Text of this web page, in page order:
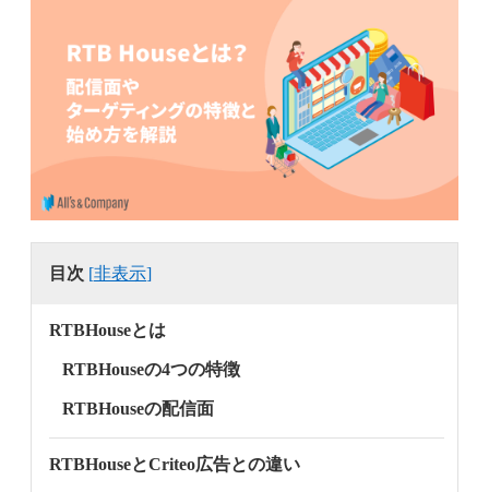
目次 [非表示]
RTBHouseとは
RTBHouseの4つの特徴
RTBHouseの配信面
RTBHouseとCriteo広告との違い